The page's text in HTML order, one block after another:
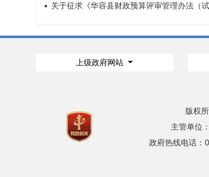
关于征求《华容县财政预算评审管理办法（
上级政府网站
版权
主管单位
政府热线电话：